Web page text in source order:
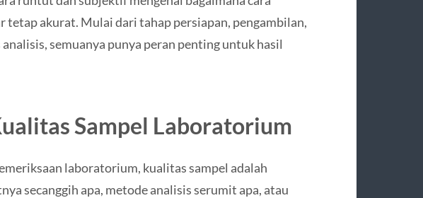
tetap akurat. Mulai dari tahap persiapan, pengambilan,
semuanya punya peran penting untuk hasil
Sampel Laboratorium
laboratorium, kualitas sampel adalah
secanggih apa, metode analisis serumit apa, atau